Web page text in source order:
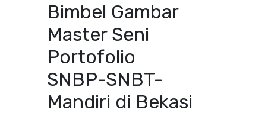
Bimbel Gambar
Master Seni
Portofolio
SNBP-SNBT-
Mandiri di Bekasi